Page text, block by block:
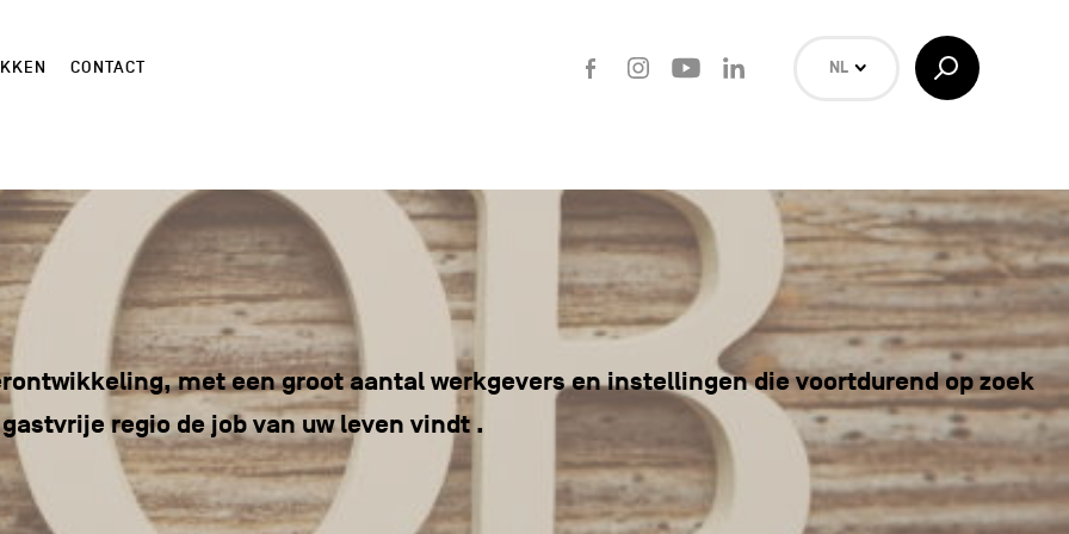
CONTACT
FacebookInstagramYoutube
NL
Toggle
Search
met een groot aantal werkgevers en instellingen die voortdurend op zoek
regio de job van uw leven vindt .